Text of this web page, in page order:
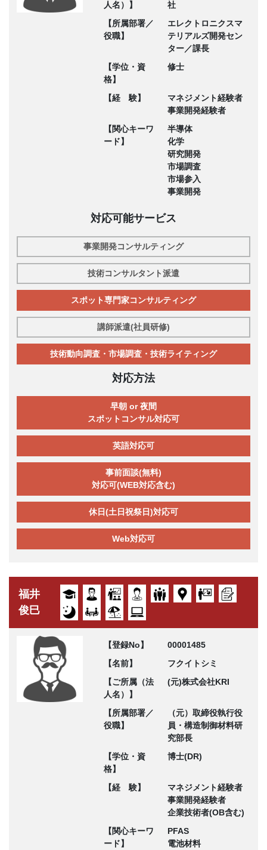
人名）】
社
【所属部署／
役職】
エレクトロニクスマ
テリアルズ開発セン
ター／課長
【学位・資
格】
修士
【経 験】
マネジメント経験者
事業開発経験者
【関心キーワ
ード】
半導体
化学
研究開発
市場調査
市場参入
事業開発
対応可能サービス
事業開発コンサルティング
技術コンサルタント派遣
スポット専門家コンサルティング
講師派遣(社員研修)
技術動向調査・市場調査・技術ライティング
対応方法
早朝 or 夜間
スポットコンサル対応可
英語対応可
事前面談(無料)
対応可(WEB対応含む)
休日(土日祝祭日)対応可
Web対応可
福井
俊巳
【登録No】
00001485
【名前】
フクイトシミ
【ご所属（法
人名）】
(元)株式会社KRI
【所属部署／
役職】
（元）取締役執行役
員・構造制御材料研
究部長
【学位・資
格】
博士(DR)
【経 験】
マネジメント経験者
事業開発経験者
企業技術者(OB含む)
【関心キーワ
ード】
PFAS
電池材料